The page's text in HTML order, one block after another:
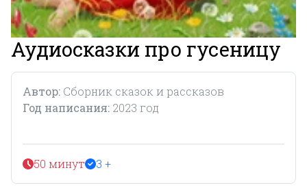
Аудиосказки про гусеницу
Автор: Сборник сказок и рассказов
Год написания: 2023 год
50 минут 3 +